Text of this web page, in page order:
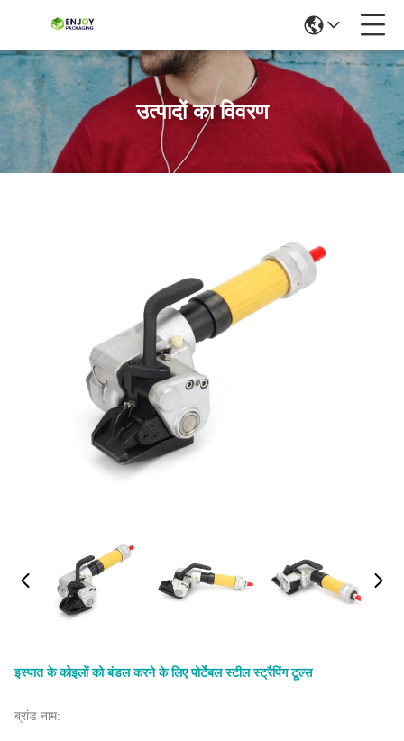
उत्पादों का विवरण
इस्पात के कोइलों को बंडल करने के लिए पोर्टेबल स्टील स्ट्रैपिंग टूल्स
ब्रांड नाम: